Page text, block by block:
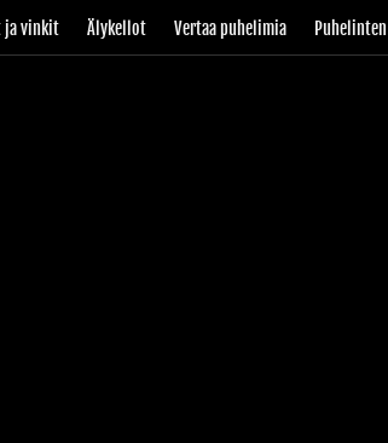
ja vinkit Älykellot Vertaa puhelimia